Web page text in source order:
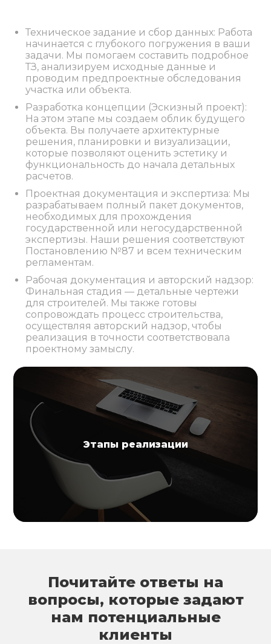
Этапы реализации
Техническое задание и сбор данных: Работа
начинается с глубокого погружения в ваши
задачи. Мы помогаем составить подробное
ТЗ, анализируем исходные данные и
проводим предпроектные обследования
участка или объекта.
Разработка концепции (Эскизный проект):
На этом этапе мы создаем облик будущего
объекта. Вы получаете архитектурные
решения, планировки и визуализации,
которые позволяют оценить эстетику и
функциональность до начала детальных
расчетов.
Проектная документация и экспертиза: Мы
разрабатываем полный пакет документов,
необходимых для прохождения
государственной или негосударственной
экспертизы. Наши решения соответствуют
Постановлению №87 и всем техническим
регламентам.
Рабочая документация и авторский надзор:
Финальная стадия — детальные чертежи
для строителей. Мы также готовы
сопровождать процесс строительства,
осуществляя авторский надзор, чтобы
реализация в точности соответствовала
проектному замыслу.
Почитайте ответы на
вопросы, которые задают
нам потенциальные
клиенты